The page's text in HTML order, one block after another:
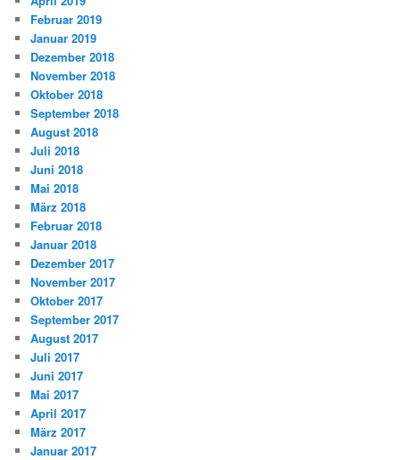
Februar 2019
Januar 2019
Dezember 2018
November 2018
Oktober 2018
September 2018
August 2018
Juli 2018
Juni 2018
Mai 2018
März 2018
Februar 2018
Januar 2018
Dezember 2017
November 2017
Oktober 2017
September 2017
August 2017
Juli 2017
Juni 2017
Mai 2017
April 2017
März 2017
Januar 2017